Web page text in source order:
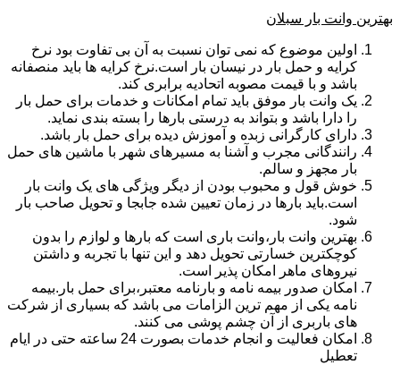
بهترین وانت بار سبلان
اولین موضوع که نمی توان نسبت به آن بی تفاوت بود نرخ
کرایه و حمل بار در نیسان بار است.نرخ کرایه ها باید منصفانه
باشد و با قیمت مصوبه اتحادیه برابری کند.
یک وانت بار موفق باید تمام امکانات و خدمات برای حمل بار
را دارا باشد و بتواند به درستی بارها را بسته بندی نماید.
دارای کارگرانی زبده و آموزش دیده برای حمل بار باشد.
رانندگانی مجرب و آشنا به مسیرهای شهر با ماشین های حمل
بار مجهز و سالم.
خوش قول و محبوب بودن از دیگر ویژگی های یک وانت بار
است.باید بارها در زمان تعیین شده جابجا و تحویل صاحب بار
شود.
بهترین وانت بار،وانت باری است که بارها و لوازم را بدون
کوچکترین خسارتی تحویل دهد و این تنها با تجربه و داشتن
نیروهای ماهر امکان پذیر است.
امکان صدور بیمه نامه و بارنامه معتبر،برای حمل بار.بیمه
نامه یکی از مهم ترین الزامات می باشد که بسیاری از شرکت
های باربری از آن چشم پوشی می کنند.
امکان فعالیت و انجام خدمات بصورت 24 ساعته حتی در ایام
تعطیل